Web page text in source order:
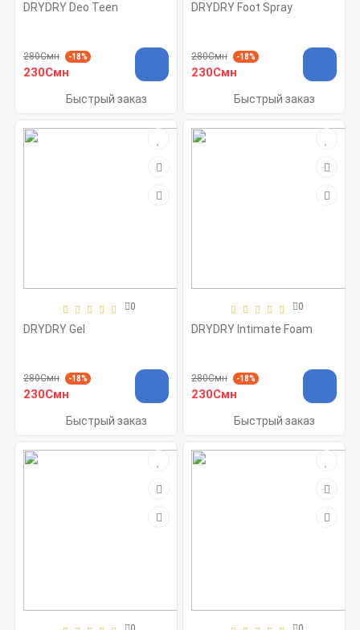
DRYDRY Deo Teen
280Смн -18%
230Смн
Быстрый заказ
DRYDRY Foot Spray
280Смн -18%
230Смн
Быстрый заказ
0
DRYDRY Gel
280Смн -18%
230Смн
Быстрый заказ
0
DRYDRY Intimate Foam
280Смн -18%
230Смн
Быстрый заказ